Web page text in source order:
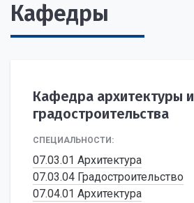
Кафедры
Кафедра архитектуры и
градостроительства
СПЕЦИАЛЬНОСТИ:
07.03.01 Архитектура
07.03.04 Градостроительство
07.04.01 Архитектура